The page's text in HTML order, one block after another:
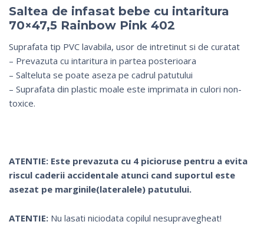
Saltea de infasat bebe cu intaritura
70×47,5 Rainbow Pink 402
Suprafata tip PVC lavabila, usor de intretinut si de curatat
– Prevazuta cu intaritura in partea posterioara
– Salteluta se poate aseza pe cadrul patutului
– Suprafata din plastic moale este imprimata in culori non-
toxice.
ATENTIE: Este prevazuta cu 4 picioruse pentru a evita
riscul caderii accidentale atunci cand suportul este
asezat pe marginile(lateralele) patutului.
ATENTIE: Nu lasati niciodata copilul nesupravegheat!